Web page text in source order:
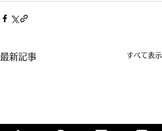
最新記事 すべて表示